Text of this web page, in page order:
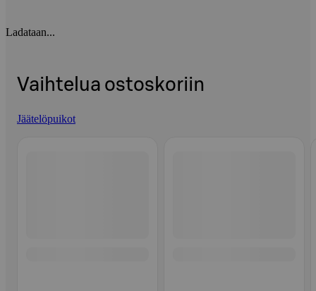
Ladataan...
Vaihtelua ostoskoriin
Jäätelöpuikot